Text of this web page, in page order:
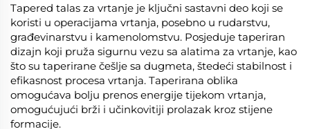
Tapered talas za vrtanje je ključni sastavni deo koji se
koristi u operacijama vrtanja, posebno u rudarstvu,
građevinarstvu i kamenolomstvu. Posjeduje taperiran
dizajn koji pruža sigurnu vezu sa alatima za vrtanje, kao
što su taperirane češlje sa dugmeta, štedeći stabilnost i
efikasnost procesa vrtanja. Taperirana oblika
omogućava bolju prenos energije tijekom vrtanja,
omogućujući brži i učinkovitiji prolazak kroz stijene
formacije.